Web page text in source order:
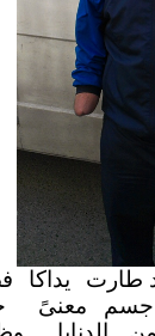
في علا من
الدار في